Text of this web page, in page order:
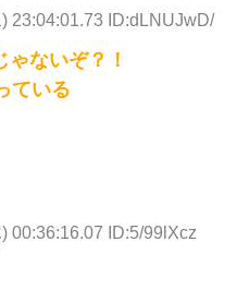
23:04:01.73 ID:dLNUJwD/
ないぞ？！
ている
00:36:16.07 ID:5/99lXcz